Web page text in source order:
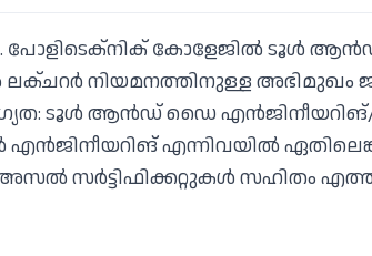
പോളിടെക്‌നിക് കോളേജില്‍ ടൂള്‍
ലക്ചറര്‍ നിയമനത്തിനുള്ള
ടൂള്‍ ആന്‍ഡ് ഡൈ
എന്നിവയില്‍
അസല്‍ സര്‍ട്ടിഫിക്കറ്റുകള്‍ സഹിതം